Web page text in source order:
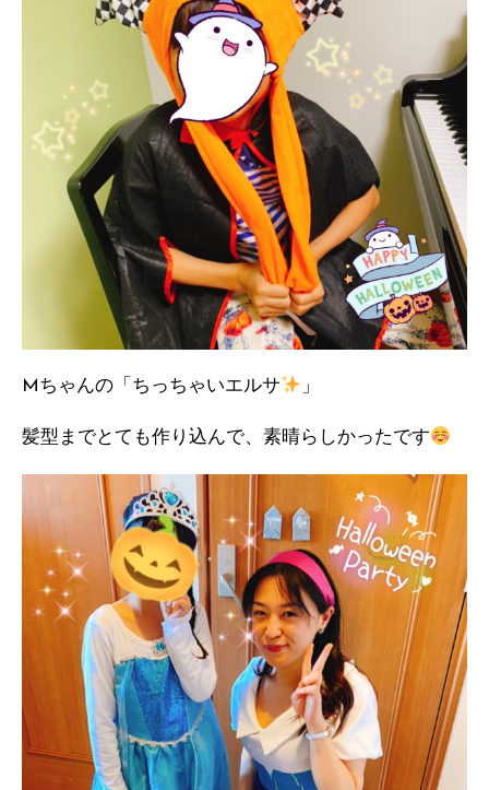
Mちゃんの「ちっちゃいエルサ 」
髪型までとても作り込んで、素晴らしかったです